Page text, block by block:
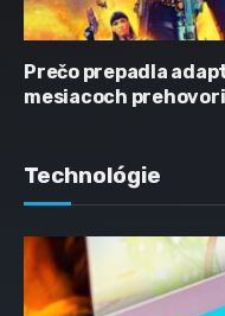
Prečo prepadla
mesiacoch
Technológie